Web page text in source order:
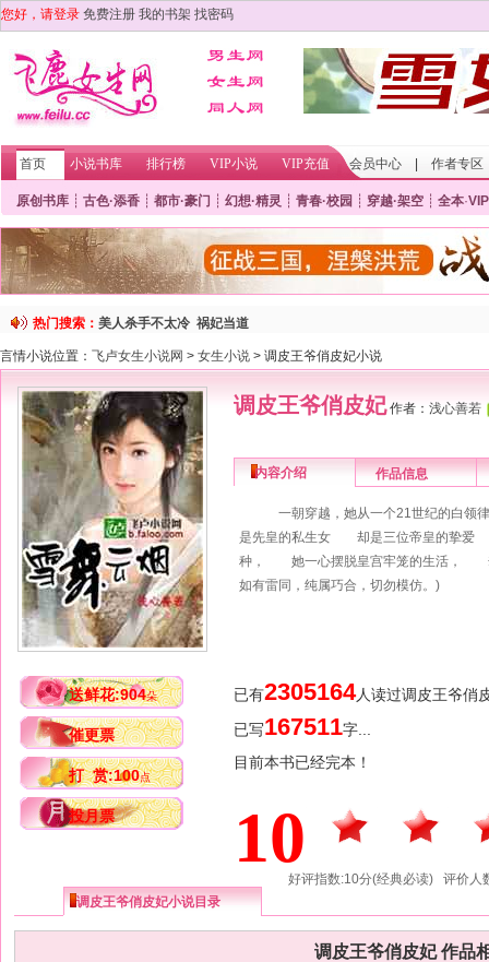
您好，请登录 免费注册 我的书架 找密码
首页 小说书库 排行榜 VIP小说 VIP充值 会员中心 作者专区
原创书库 ┊ 古色·添香 ┊ 都市·豪门 ┊ 幻想·精灵 ┊ 青春·校园 ┊ 穿越·架空 ┊ 全本·VIP
热门搜索： 美人杀手不太冷 祸妃当道
言情小说位置： 飞卢女生小说网 > 女生小说 > 调皮王爷俏皮妃小说
送鲜花:904朵
催更票
打 赏:100点
投月票
调皮王爷俏皮妃作者： 浅心善若
内容介绍 作品信息
一朝穿越，她从一个21世纪的白领
是先皇的私生女 却是三位帝皇的挚
种， 她一心摆脱皇宫牢笼的生活， 却
如有雷同，纯属巧合，切勿模仿。)
已有2305164人读过调皮王爷俏
已写167511字...
目前本书已经完本！
10
好评指数:10分(经典必读) 评价人
调皮王爷俏皮妃小说目录
调皮王爷俏皮妃 作品